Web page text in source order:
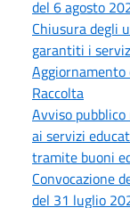
del 6 agosto
Chiusura degli
garantiti i
Raccolta
Avviso
ai servizi
tramite buoni
Convocazione
del 31 luglio